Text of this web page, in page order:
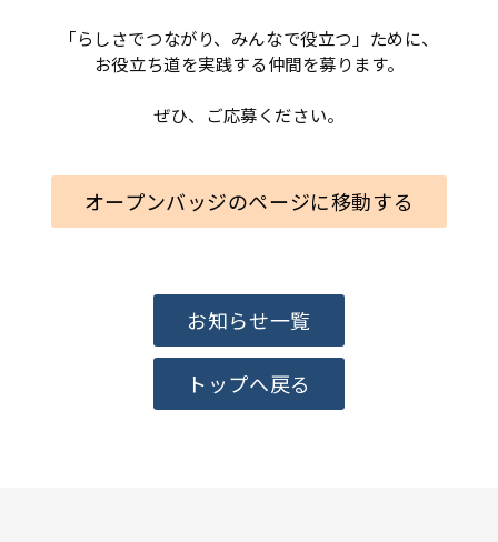
「らしさでつながり、みんなで役立つ」ために、
お役立ち道を実践する仲間を募ります。
ぜひ、ご応募ください。
オープンバッジのページに移動する
お知らせ一覧
トップへ戻る